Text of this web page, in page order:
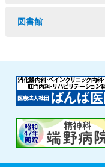
図書館